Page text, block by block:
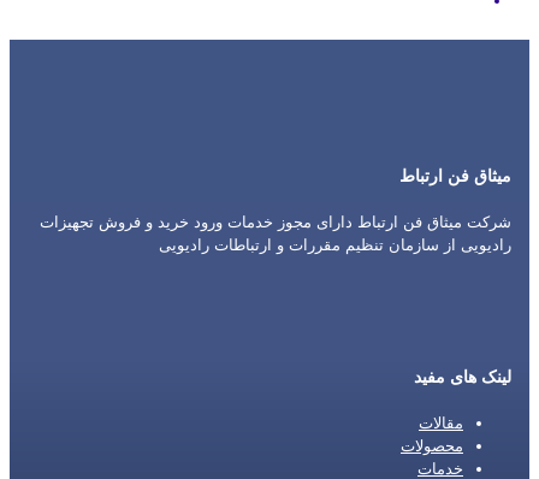
میثاق فن ارتباط
شرکت میثاق فن ارتباط دارای مجوز خدمات ورود خرید و فروش تجهیزات
رادیویی از سازمان تنظیم مقررات و ارتباطات رادیویی
لینک های مفید
مقالات
محصولات
خدمات